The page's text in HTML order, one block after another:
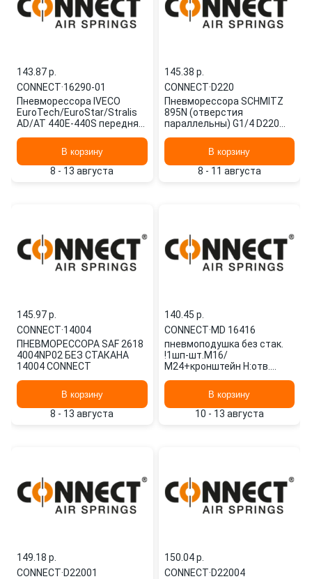
143.87 p.
CONNECT·16290-01
Пневморессора IVECO
EuroTech/EuroStar/Stralis
AD/AT 440E-440S передняя
01 CONNECTВ корзину
8 - 13 августа
145.38 p.
CONNECT·D220
Пневморессора SCHMITZ
895N (отверстия
параллельны) G1/4 D220
В корзину
8 - 11 августа
145.97 p.
CONNECT·14004
ПНЕВМОРЕССОРА SAF 2618
4004NP02 БЕЗ СТАКАНА
14004 CONNECT
В корзину
8 - 13 августа
140.45 p.
CONNECT·MD 16416
пневмоподушка без стак.
!1шп-шт.М16/
М24+кронштейн H:отв.
CONNECT В корзину
10 - 13 августа
149.18 p.
CONNECT·D22001
150.04 p.
CONNECT·D22004